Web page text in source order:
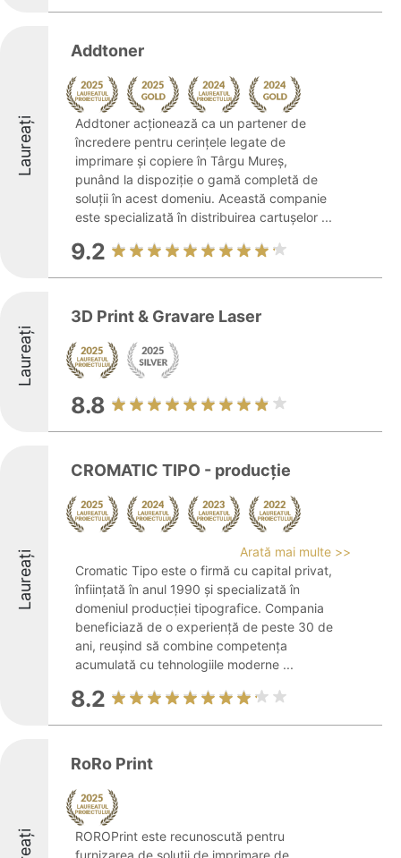
Laureați
Addtoner
Addtoner acționează ca un partener de
încredere pentru cerințele legate de
imprimare și copiere în Târgu Mureș,
punând la dispoziție o gamă completă de
soluții în acest domeniu. Această companie
este specializată în distribuirea cartușelor ...
9.2
Laureați
3D Print & Gravare Laser
8.8
Laureați
CROMATIC TIPO - producție
Arată mai multe >>
Cromatic Tipo este o firmă cu capital privat,
înființată în anul 1990 și specializată în
domeniul producției tipografice. Compania
beneficiază de o experiență de peste 30 de
ani, reușind să combine competența
acumulată cu tehnologiile moderne ...
8.2
RoRo Print
ROROPrint este recunoscută pentru
furnizarea de soluții de imprimare de